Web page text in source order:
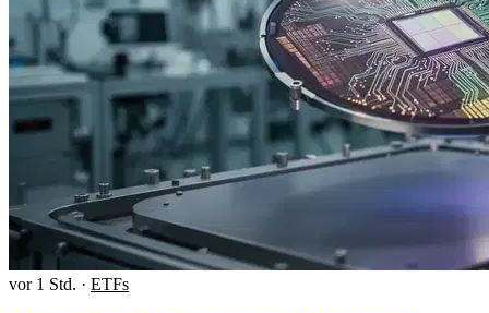
vor 1 Std. · ETFs